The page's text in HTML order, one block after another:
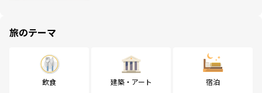
旅のテーマ
飲食 建築・アート 宿泊